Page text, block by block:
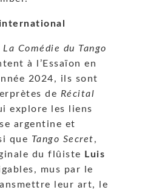
La Comédie du Tango
à l’Essaïon en
2024, ils sont
de Récital
explore les liens
argentine et
que Tango Secret,
du flûiste
Luis
mus par le
leur art, le